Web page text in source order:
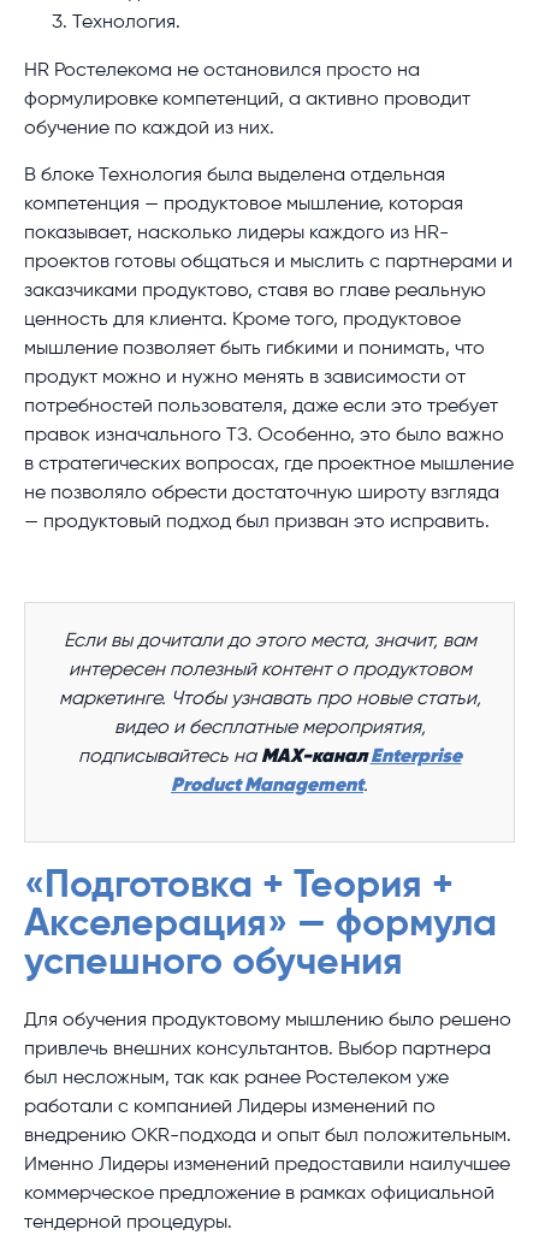
Технология.
HR Ростелекома не остановился просто на
формулировке компетенций, а активно проводит
обучение по каждой из них.
В блоке Технология была выделена отдельная
компетенция — продуктовое мышление, которая
показывает, насколько лидеры каждого из HR-
проектов готовы общаться и мыслить с партнерами и
заказчиками продуктово, ставя во главе реальную
ценность для клиента. Кроме того, продуктовое
мышление позволяет быть гибкими и понимать, что
продукт можно и нужно менять в зависимости от
потребностей пользователя, даже если это требует
правок изначального ТЗ. Особенно, это было важно
в стратегических вопросах, где проектное мышление
не позволяло обрести достаточную широту взгляда
— продуктовый подход был призван это исправить.
Если вы дочитали до этого места, значит, вам
интересен полезный контент о продуктовом
маркетинге. Чтобы узнавать про новые статьи,
видео и бесплатные мероприятия,
подписывайтесь на MAX-каналEnterprise
Product Management.
«Подготовка + Теория +
Акселерация» — формула
успешного обучения
Для обучения продуктовому мышлению было решено
привлечь внешних консультантов. Выбор партнера
был несложным, так как ранее Ростелеком уже
работали с компанией Лидеры изменений по
внедрению OKR-подхода и опыт был положительным.
Именно Лидеры изменений предоставили наилучшее
коммерческое предложение в рамках официальной
тендерной процедуры.